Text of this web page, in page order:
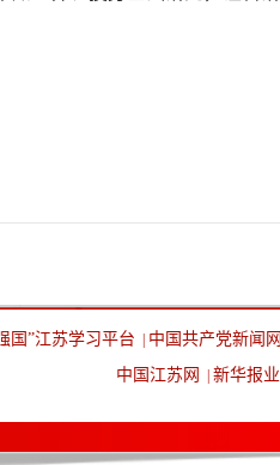
国”江苏学习平台 中国共产党新闻网
中国江苏网
新华报业